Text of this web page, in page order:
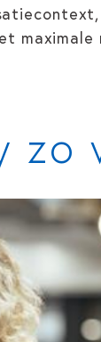
zo